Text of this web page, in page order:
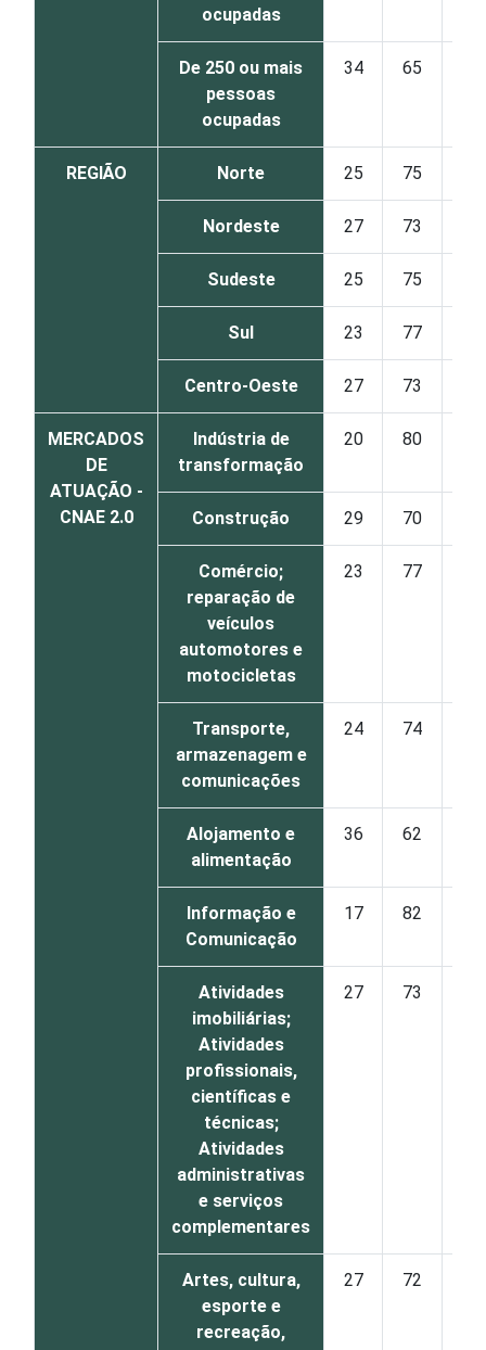
ocupadas
De 250 ou mais
pessoas
ocupadas
34 65
REGIÃO Norte 25 75
Nordeste 27 73
Sudeste 25 75
Sul 23 77
Centro-Oeste 27 73
MERCADOS
DE
ATUAÇÃO -
CNAE 2.0
Indústria de
transformação
20 80
Construção 29 70
Comércio;
reparação de
veículos
automotores e
motocicletas
23 77
Transporte,
armazenagem e
comunicações
24 74
Alojamento e
alimentação
36 62
Informação e
Comunicação
17 82
Atividades
imobiliárias;
Atividades
profissionais,
científicas e
técnicas;
Atividades
administrativas
e serviços
complementares
27 73
Artes, cultura,
esporte e
recreação,
27 72